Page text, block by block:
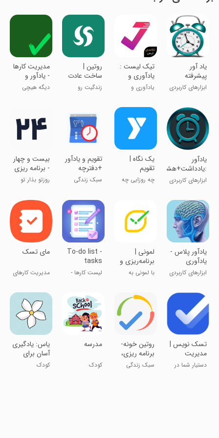
یاد آور
پیشرفته
ابزارهای کاربردی
تیک لیست :
یادآوری و
مدیریت امور
روزانه
یادآوری و
‏‏‏‏‏‏‏‏روتین |
ساخت عادت
و برنامه ریزی
زندگیت رو
‏مدیریت کارها
- یادآور و
لیست
دیگه هیچی
یادآور
:یادداشت+هشدار+کرنومتر+تایمر
ابزارهای کاربردی
‏‏‏یک نگاه |
تقویم
برنامه‌ریزی و
یادداشت
چه روزايی چه
تقویم و یادآور
+دفترچه
یادداشت
سبک زندگی
‏بیست و چهار
- برنامه ریزی
و تقویم
روزتو بذار تو
‏یادآور پلاس -
یادآوری
کارهای روزانه
ابزارهای کاربردی
‏لمونی |
برنامه‌ریزی و
مدیریت کارها
با لمونی به
To-do list -
tasks
planner
لیست کارها -
مای تسک
مدیریت کارهای
تسک نویس |
مدیریت
وظایف روزانه
دستیار شما در
‏روتین خونه-
برنامه ریزی،
مدیریت کارها
سبک زندگی
‏‏مدرسه
کودک
‏یاس: یادگیری
آسان برای
کودکان
کودک